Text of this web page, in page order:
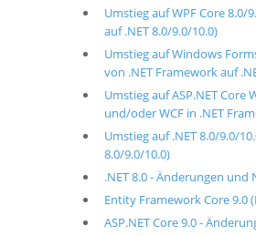
Umstieg auf WPF Core
auf .NET 8.0/9.0/10.0)
Umstieg auf Windows
von .NET Framework auf
Umstieg auf ASP.NET Core
und/oder WCF in .NET
Umstieg auf .NET 8.0/9.0/
8.0/9.0/10.0)
.NET 8.0 - Änderungen und
Entity Framework Core 9.0
ASP.NET Core 9.0 -